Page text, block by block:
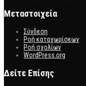
Μεταστοιχεία
Σύνδεση
Ροή καταχωρίσεων
Ροή σχολίων
WordPress.org
Δείτε Επίσης